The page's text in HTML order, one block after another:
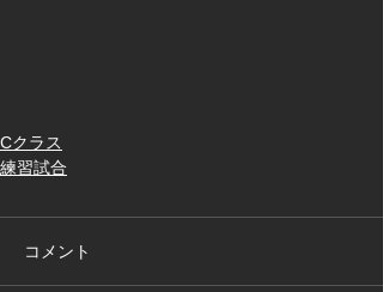
Cクラス
練習試合
コメント